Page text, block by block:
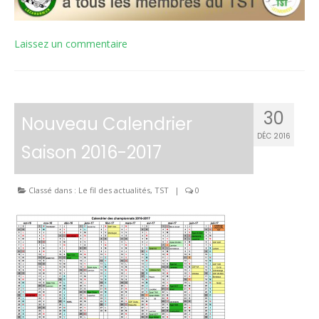
Laissez un commentaire
30
DÉC 2016
Nouveau Calendrier
Saison 2016-2017
Classé dans : Le fil des actualités, TST | 0